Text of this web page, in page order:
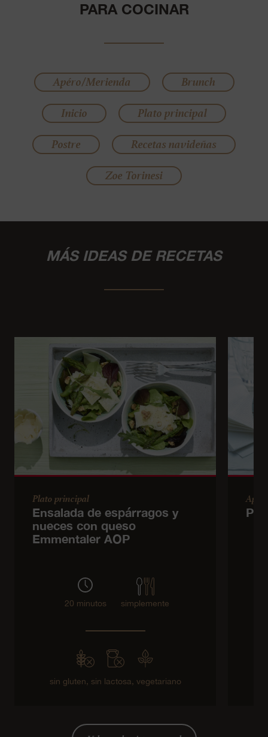
PARA COCINAR
Apéro/Merienda
Brunch
Inicio
Plato principal
Postre
Recetas navideñas
Zoe Torinesi
MÁS IDEAS DE RECETAS
Plato principal
Ensalada de espárragos y
nueces con queso
Emmentaler AOP
20 minutos simplemente
sin gluten, sin lactosa, vegetariano